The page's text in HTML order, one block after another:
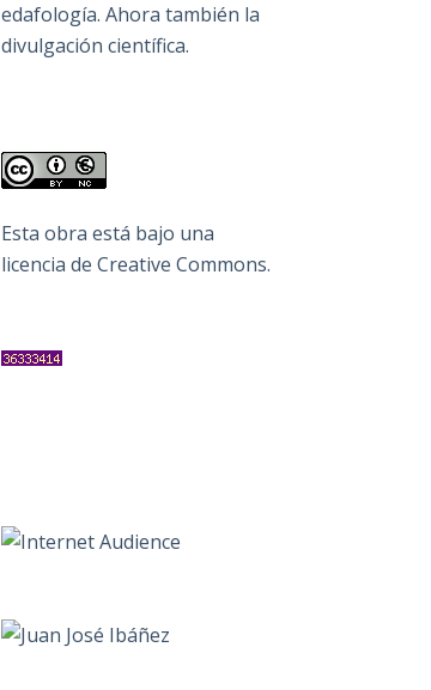
edafología. Ahora también la
divulgación científica.
Esta obra está bajo una
licencia de Creative Commons.